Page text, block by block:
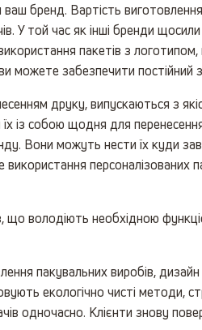
бренд. Вартість
У той час як інші бренди
пакетів з
забезпечити постійний
друку, випускаються з
із собою щодня для
Вони можуть нести їх куди
персоналізованих
що володіють необхідною
пакувальних виробів,
екологічно чисті методи,
одночасно. Клієнти знову